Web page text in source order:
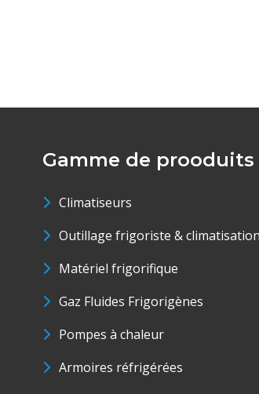
Gamme de prooduits
Climatiseurs
Outillage frigoriste & climatisation
Matériel frigorifique
Gaz Fluides Frigorigènes
Pompes à chaleur
Armoires réfrigérées